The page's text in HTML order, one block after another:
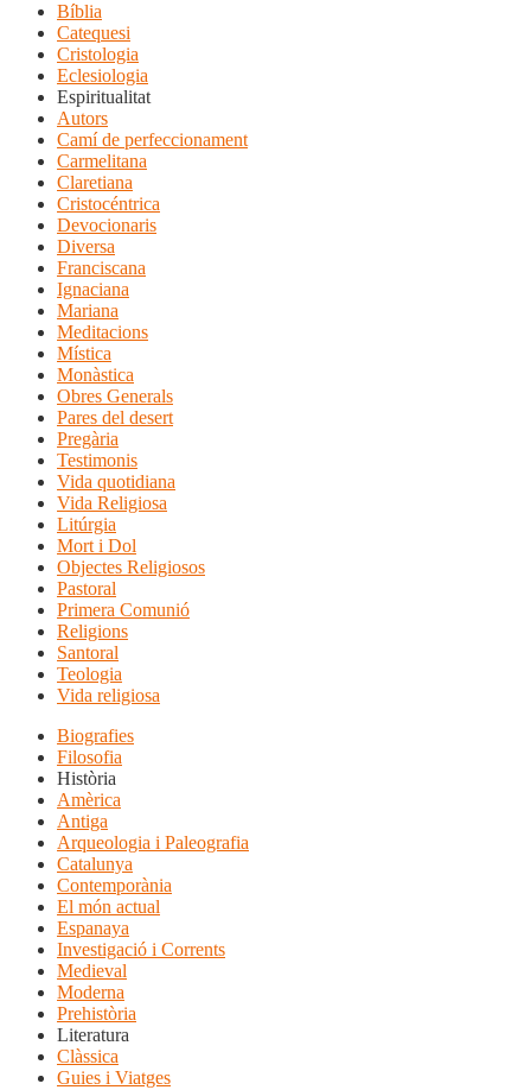
Bíblia
Catequesi
Cristologia
Eclesiologia
Espiritualitat
Autors
Camí de perfeccionament
Carmelitana
Claretiana
Cristocéntrica
Devocionaris
Diversa
Franciscana
Ignaciana
Mariana
Meditacions
Mística
Monàstica
Obres Generals
Pares del desert
Pregària
Testimonis
Vida quotidiana
Vida Religiosa
Litúrgia
Mort i Dol
Objectes Religiosos
Pastoral
Primera Comunió
Religions
Santoral
Teologia
Vida religiosa
Biografies
Filosofia
Història
Amèrica
Antiga
Arqueologia i Paleografia
Catalunya
Contemporània
El món actual
Espanaya
Investigació i Corrents
Medieval
Moderna
Prehistòria
Literatura
Clàssica
Guies i Viatges